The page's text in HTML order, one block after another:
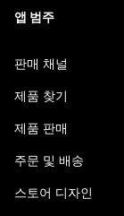
앱 범주
판매 채널
제품 찾기
제품 판매
주문 및 배송
스토어 디자인